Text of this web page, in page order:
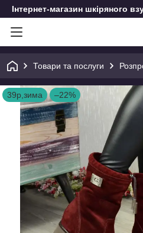
Інтернет-магазин шкіряного
Товари та послуги
39р,зима –22%